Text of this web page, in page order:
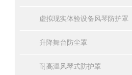
虚拟现实体验设备风琴防护罩
升降舞台防尘罩
耐高温风琴式防护罩